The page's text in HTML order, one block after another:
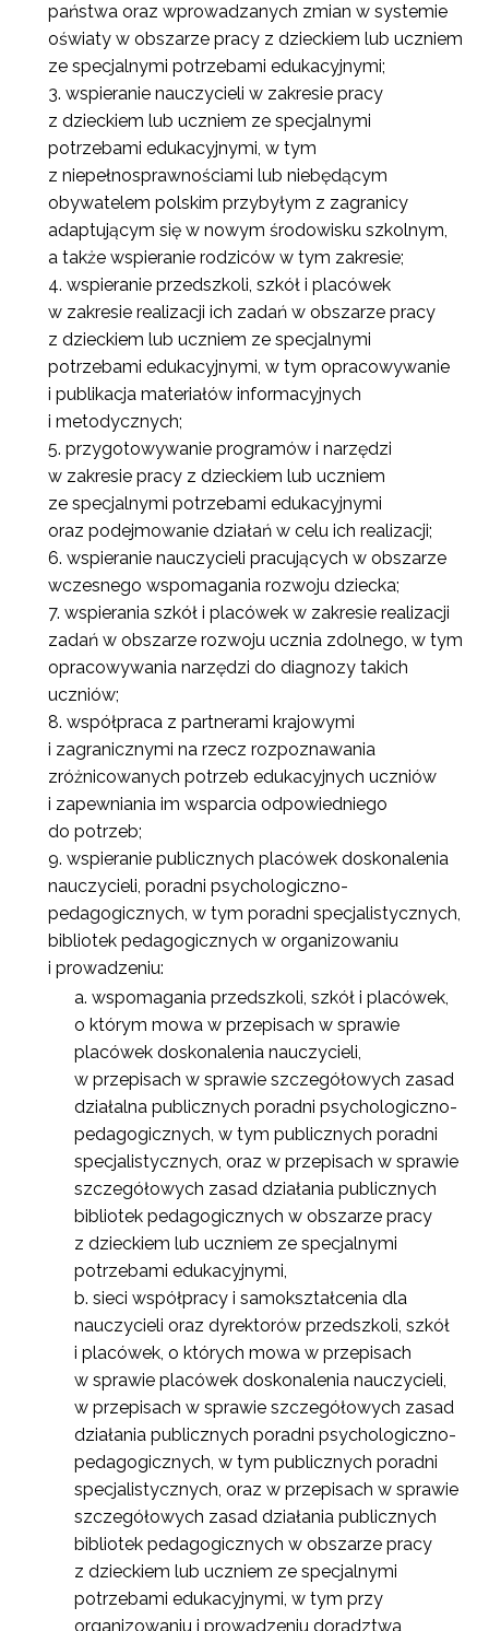
państwa oraz wprowadzanych zmian w systemie
oświaty w obszarze pracy z dzieckiem lub uczniem
ze specjalnymi potrzebami edukacyjnymi;
wspieranie nauczycieli w zakresie pracy
z dzieckiem lub uczniem ze specjalnymi
potrzebami edukacyjnymi, w tym
z niepełnosprawnościami lub niebędącym
obywatelem polskim przybyłym z zagranicy
adaptującym się w nowym środowisku szkolnym,
a także wspieranie rodziców w tym zakresie;
wspieranie przedszkoli, szkół i placówek
w zakresie realizacji ich zadań w obszarze pracy
z dzieckiem lub uczniem ze specjalnymi
potrzebami edukacyjnymi, w tym opracowywanie
i publikacja materiałów informacyjnych
i metodycznych;
przygotowywanie programów i narzędzi
w zakresie pracy z dzieckiem lub uczniem
ze specjalnymi potrzebami edukacyjnymi
oraz podejmowanie działań w celu ich realizacji;
wspieranie nauczycieli pracujących w obszarze
wczesnego wspomagania rozwoju dziecka;
wspierania szkół i placówek w zakresie realizacji
zadań w obszarze rozwoju ucznia zdolnego, w tym
opracowywania narzędzi do diagnozy takich
uczniów;
współpraca z partnerami krajowymi
i zagranicznymi na rzecz rozpoznawania
zróżnicowanych potrzeb edukacyjnych uczniów
i zapewniania im wsparcia odpowiedniego
do potrzeb;
wspieranie publicznych placówek doskonalenia
nauczycieli, poradni psychologiczno-
pedagogicznych, w tym poradni specjalistycznych,
bibliotek pedagogicznych w organizowaniu
i prowadzeniu:
wspomagania przedszkoli, szkół i placówek,
o którym mowa w przepisach w sprawie
placówek doskonalenia nauczycieli,
w przepisach w sprawie szczegółowych zasad
działalna publicznych poradni psychologiczno-
pedagogicznych, w tym publicznych poradni
specjalistycznych, oraz w przepisach w sprawie
szczegółowych zasad działania publicznych
bibliotek pedagogicznych w obszarze pracy
z dzieckiem lub uczniem ze specjalnymi
potrzebami edukacyjnymi,
sieci współpracy i samokształcenia dla
nauczycieli oraz dyrektorów przedszkoli, szkół
i placówek, o których mowa w przepisach
w sprawie placówek doskonalenia nauczycieli,
w przepisach w sprawie szczegółowych zasad
działania publicznych poradni psychologiczno-
pedagogicznych, w tym publicznych poradni
specjalistycznych, oraz w przepisach w sprawie
szczegółowych zasad działania publicznych
bibliotek pedagogicznych w obszarze pracy
z dzieckiem lub uczniem ze specjalnymi
potrzebami edukacyjnymi, w tym przy
organizowaniu i prowadzeniu doradztwa